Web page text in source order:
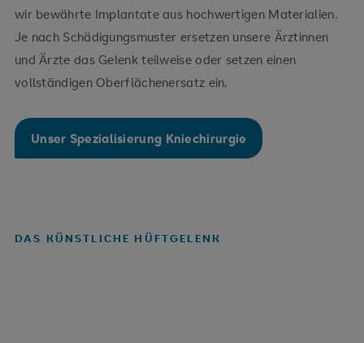
wir bewährte Implantate aus hochwertigen Materialien.
Je nach Schädigungsmuster ersetzen unsere Ärztinnen
und Ärzte das Gelenk teilweise oder setzen einen
vollständigen Oberflächenersatz ein.
Unser Spezialisierung Kniechirurgie
DAS KÜNSTLICHE HÜFTGELENK